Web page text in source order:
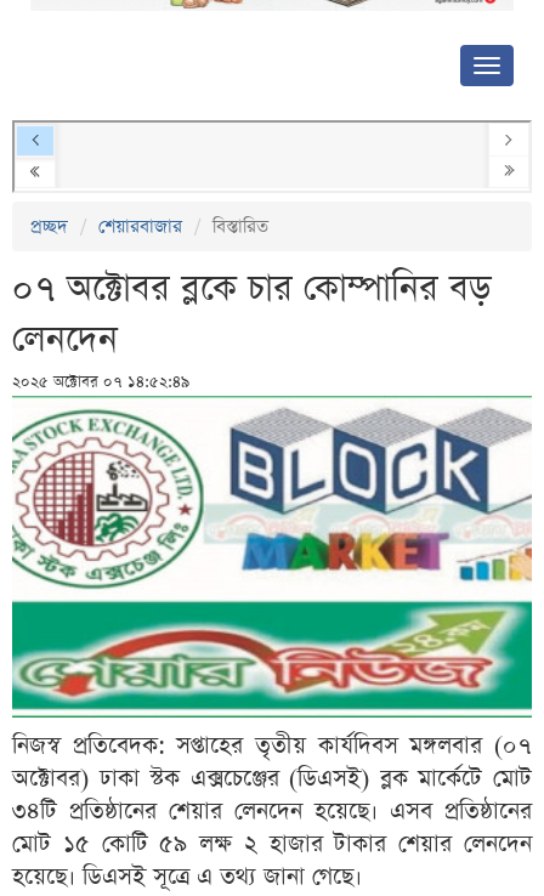
প্রচ্ছদ শেয়ারবাজার বিস্তারিত
০৭ অক্টোবর ব্লকে চার কোম্পানির বড়
লেনদেন
২০২৫ অক্টোবর ০৭ ১৪:৫২:৪৯
নিজস্ব প্রতিবেদক: সপ্তাহের তৃতীয় কার্যদিবস মঙ্গলবার (০৭
অক্টোবর) ঢাকা স্টক এক্সচেঞ্জের (ডিএসই) ব্লক মার্কেটে মোট
৩৪টি প্রতিষ্ঠানের শেয়ার লেনদেন হয়েছে। এসব প্রতিষ্ঠানের
মোট ১৫ কোটি ৫৯ লক্ষ ২ হাজার টাকার শেয়ার লেনদেন
হয়েছে। ডিএসই সূত্রে এ তথ্য জানা গেছে।